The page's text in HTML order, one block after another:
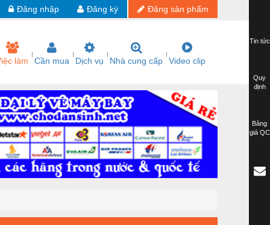
Đăng sản phẩm
Đăng ký
Đăng nhập
làm Cần mua Dịch vụ Nhà cung cấp Video clip
Tin tức
Quy
định
Bảng
giá QC